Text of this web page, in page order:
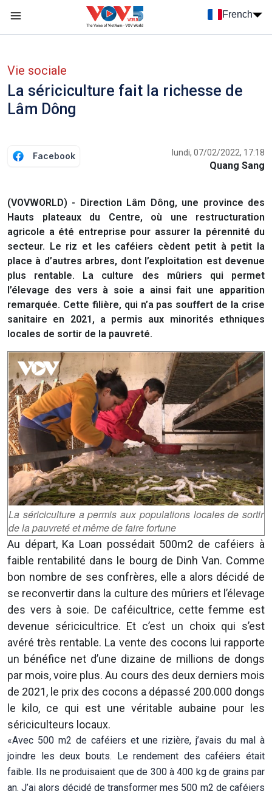
French
Vie sociale
La sériciculture fait la richesse de
Lâm Dông
Facebook lundi, 07/02/2022, 17:18
Quang Sang
(VOVWORLD) - Direction Lâm Dông, une province des
Hauts plateaux du Centre, où une restructuration
agricole a été entreprise pour assurer la pérennité du
secteur. Le riz et les caféiers cèdent petit à petit la
place à d’autres arbres, dont l’exploitation est devenue
plus rentable. La culture des mûriers qui permet
l’élevage des vers à soie a ainsi fait une apparition
remarquée. Cette filière, qui n’a pas souffert de la crise
sanitaire en 2021, a permis aux minorités ethniques
locales de sortir de la pauvreté.
La sériciculture a permis aux populations locales de sortir
de la pauvreté et même de faire fortune
Au départ, Ka Loan possédait 500m2 de caféiers à
faible rentabilité dans le bourg de Dinh Van. Comme
bon nombre de ses confrères, elle a alors décidé de
se reconvertir dans la culture des mûriers et l’élevage
des vers à soie. De caféicultrice, cette femme est
devenue séricicultrice. Et c’est un choix qui s’est
avéré très rentable. La vente des cocons lui rapporte
un bénéfice net d’une dizaine de millions de dongs
par mois, voire plus. Au cours des deux derniers mois
de 2021, le prix des cocons a dépassé 200.000 dongs
le kilo, ce qui est une véritable aubaine pour les
sériciculteurs locaux.
«Avec 500 m2 de caféiers et une rizière, j’avais du mal à
joindre les deux bouts. Le rendement des caféiers était
faible. Ils ne produisaient que de 300 à 400 kg de grains par
an. J’ai alors décidé de transformer mes 500 m2 de caféiers